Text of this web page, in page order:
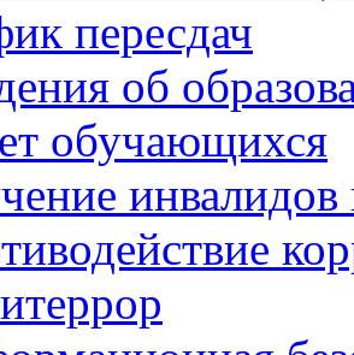
пересдач
об
обучающихся